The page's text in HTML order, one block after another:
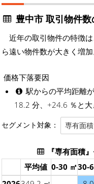
豊中市 取引物件
近年の取引物件の特徴
ら遠い物件数が大きく増加
価格下落要因
駅からの平均距離
18.2 分、+24.6 ％と
セグメント対象： 専有面積
『専有面積
平均値 0-30 ㎡30-